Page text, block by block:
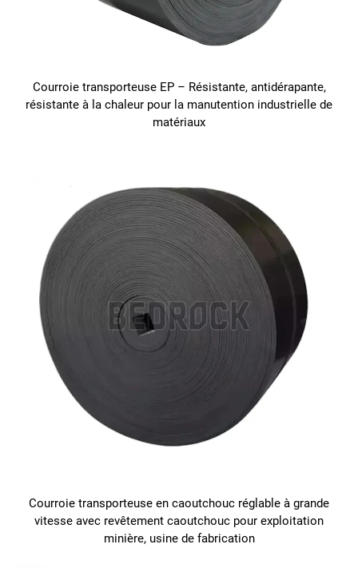
Courroie transporteuse EP – Résistante, antidérapante,
résistante à la chaleur pour la manutention industrielle de
matériaux
Courroie transporteuse en caoutchouc réglable à grande
vitesse avec revêtement caoutchouc pour exploitation
minière, usine de fabrication